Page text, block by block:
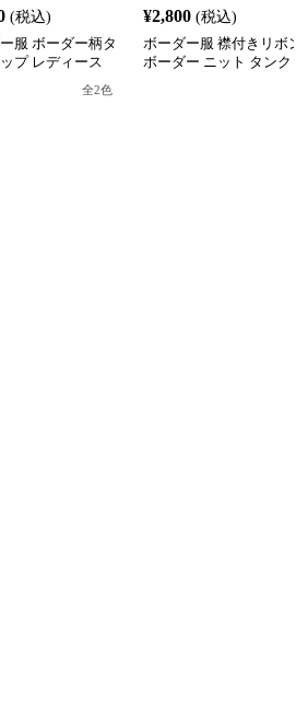
(税込)
服 ボーダー柄タ
プ レディース
全2色
¥2,800 (税込)
ボーダー服 襟付きリボン
ボーダー ニット タンク